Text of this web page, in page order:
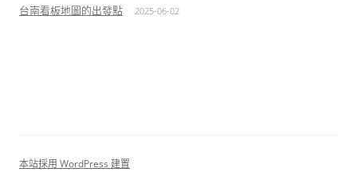
台南看板地圖的出發點 2025-06-02
本站採用 WordPress 建置